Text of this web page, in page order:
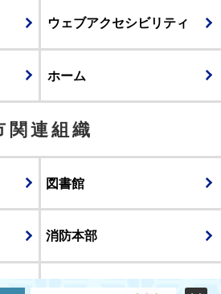
ウェブアクセシビリティ
ホーム
関連組織
図書館
消防本部